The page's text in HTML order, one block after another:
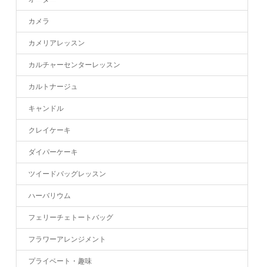
カメラ
カメリアレッスン
カルチャーセンターレッスン
カルトナージュ
キャンドル
クレイケーキ
ダイパーケーキ
ツイードバッグレッスン
ハーバリウム
フェリーチェトートバッグ
フラワーアレンジメント
プライベート・趣味